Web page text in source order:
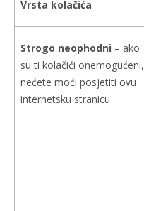
Vrsta kolačića
Strogo neophodni – ako
su ti kolačići onemogućeni,
nećete moći posjetiti ovu
internetsku stranicu